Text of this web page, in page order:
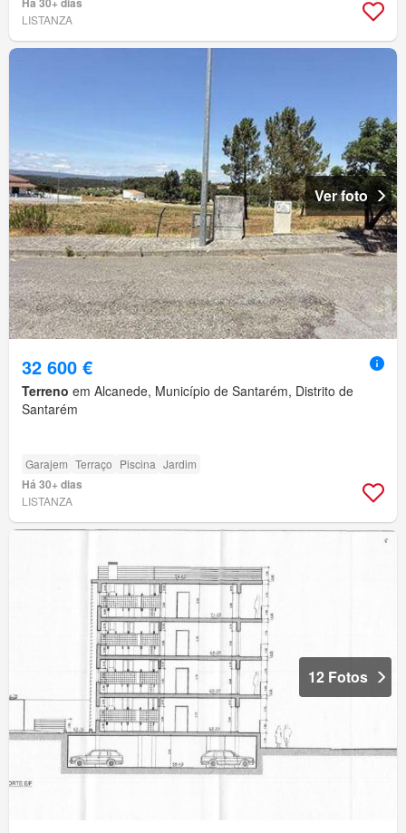
LISTANZA
Ver foto
32 600 €
Terreno em Alcanede, Município de Santarém, Distrito de
Santarém
Garajem Terraço Piscina Jardim
Há 30+ dias
LISTANZA
12 Fotos